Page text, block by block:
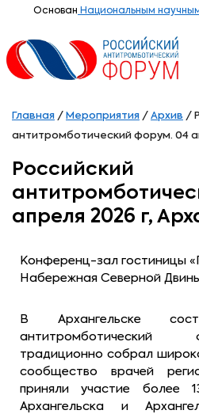
Основан Национальным
Главная / Мероприятия / Архив /
антитромботический форум. 04
Российский
апреля 2026 г,
Конференц-зал гостиницы
Набережная Северной
В Архангельске
традиционно собрал
сообщество врачей
приняли участие более
Архангельска и